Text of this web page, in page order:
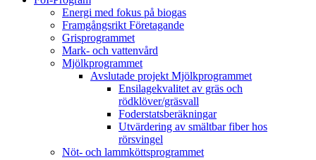
Energi med fokus på biogas
Framgångsrikt Företagande
Grisprogrammet
Mark- och vattenvård
Mjölkprogrammet
Avslutade projekt Mjölkprogrammet
Ensilagekvalitet av gräs och
rödklöver/gräsvall
Foderstatsberäkningar
Utvärdering av smältbar fiber hos
rörsvingel
Nöt- och lammköttsprogrammet